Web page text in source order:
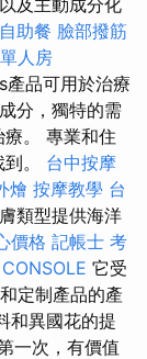
及主動成分化
自助餐 臉部撥筋
人房
產品可用於治療
分，獨特的需
。 專業和住
。 台中按摩
燴 按摩教學 台
類型提供海洋
價格 記帳士 考
它受
定制產品的產
和異國花的提
一次，有價值